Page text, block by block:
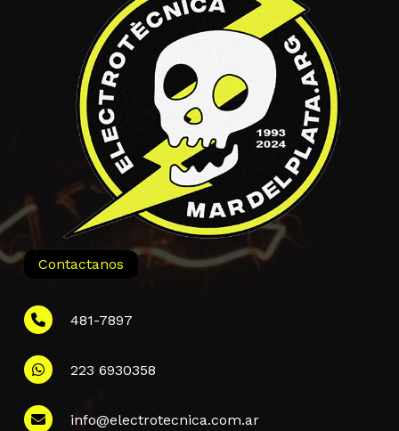
Contactanos
481-7897
223 6930358
info@electrotecnica.com.ar
Información